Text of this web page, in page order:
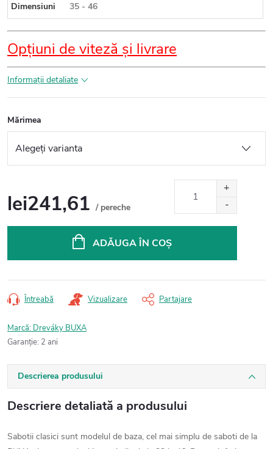
Dimensiuni
35 - 46
Opțiuni de viteză și livrare
Informaţii detaliate
Mărimea
lei241,61 / pereche
ADĂUGA ÎN COŞ
Întreabă Vizualizare Partajare
Marcă: Dreváky BUXA
Garanţie: 2 ani
Descrierea produsului
Descriere detaliată a produsului
Sabotii clasici sunt modelul de baza, cel mai simplu de saboti de la